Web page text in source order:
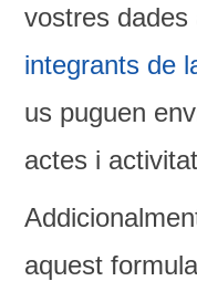
vostres dades
integrants de
us puguen
actes i
aquest